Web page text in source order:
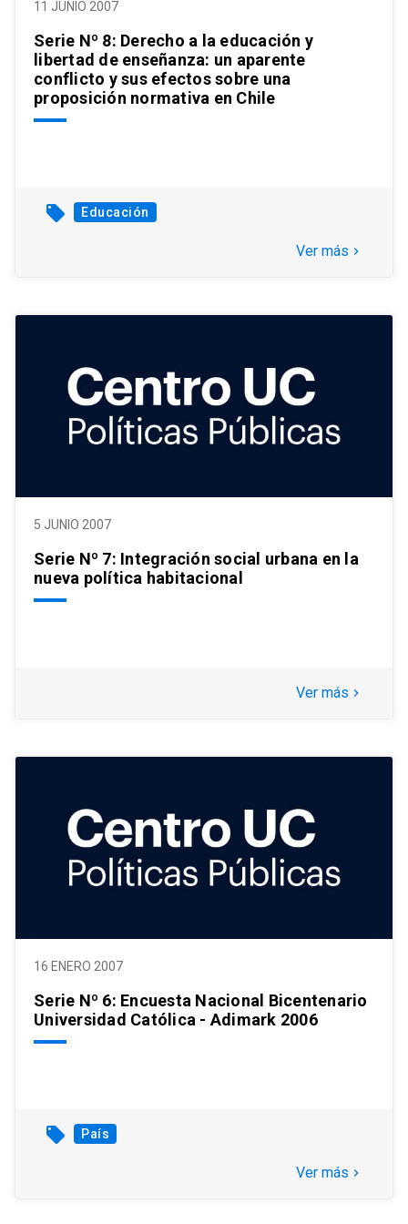
11 JUNIO 2007
Serie Nº 8: Derecho a la educación y
libertad de enseñanza: un aparente
conflicto y sus efectos sobre una
proposición normativa en Chile
local_offer Educación
Ver más keyboard_arrow_right
5 JUNIO 2007
Serie Nº 7: Integración social urbana en la
nueva política habitacional
Ver más keyboard_arrow_right
16 ENERO 2007
Serie Nº 6: Encuesta Nacional Bicentenario
Universidad Católica - Adimark 2006
local_offer País
Ver más keyboard_arrow_right